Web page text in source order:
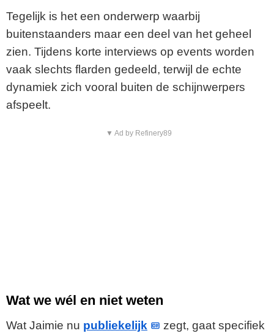
Tegelijk is het een onderwerp waarbij
buitenstaanders maar een deel van het geheel
zien. Tijdens korte interviews op events worden
vaak slechts flarden gedeeld, terwijl de echte
dynamiek zich vooral buiten de schijnwerpers
afspeelt.
▼ Ad by Refinery89
Wat we wél en niet weten
Wat Jaimie nu publiekelijk
zegt, gaat specifiek